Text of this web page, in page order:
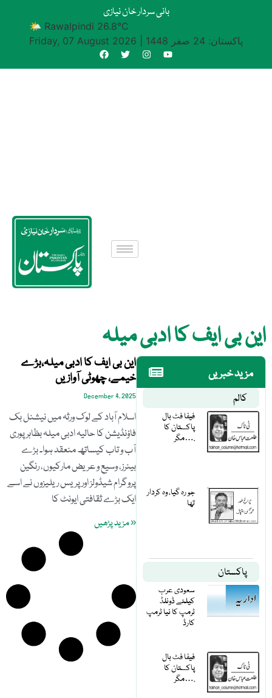
بانی سردار خان نیازی
🌤 Rawalpindi 26.8°C
Friday, 07 August 2026
پاکستان: 24 صفر 1448
این بی ایف کا ادبی میلہ
مزید خبریں
کالم
فیفا فٹ بال
پاکستان کا
مگر….
جو رہ گیا، وہ کردار
تھا
پاکستان
سعودی عرب
کیلئے ڈونلڈ
ٹرمپ کا نیا ٹرمپ
کارڈ
فیفا فٹ بال
پاکستان کا
مگر….
این بی ایف کا ادبی میلہ،بڑے
خیمے، چھوٹی آوازیں
December 4, 2025
اسلام آباد کے لوک ورثہ میں نیشنل بک
فاؤنڈیشن کا حالیہ ادبی میلہ بظاہر پوری
آب و تاب کیساتھ منعقد ہوا۔ بڑے
بینرز، وسیع و عریض مارکیوں، رنگین
پروگرام شیڈولز اور پریس ریلیزوں نے اسے
ایک بڑے ثقافتی ایونٹ کا
« مزید پڑھیں